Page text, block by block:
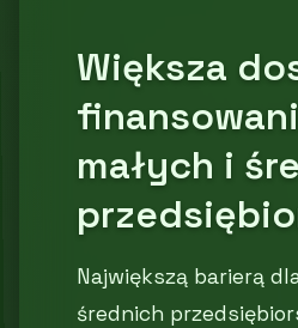
Większa
małych i
Największą barierą
średnich